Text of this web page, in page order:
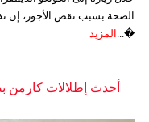
الصحة بسبب نقص الأجور، إن
�... المزيد
أحدث إطلالات كارمن